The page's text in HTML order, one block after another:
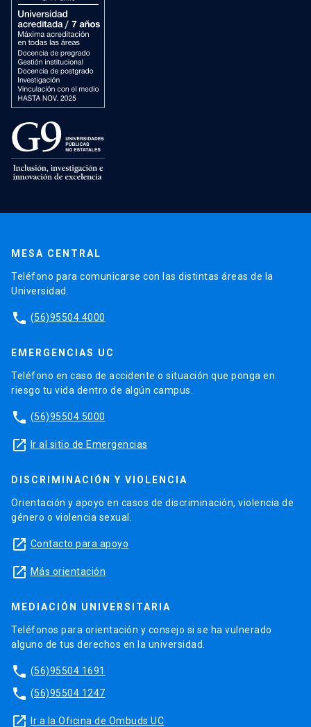
MESA CENTRAL
Teléfono para comunicarse con las distintas áreas de la
Universidad.
phone (56)95504 4000
EMERGENCIAS UC
Teléfono en caso de accidente o situación que ponga en
riesgo tu vida dentro de algún campus.
phone (56)95504 5000
launch Ir al sitio de Emergencias
DISCRIMINACIÓN Y VIOLENCIA
Orientación y apoyo en casos de discriminación, violencia de
género o violencia sexual.
launch Contacto para apoyo
launch Más orientación
MEDIACIÓN UNIVERSITARIA
Teléfonos para orientación y consejo si se ha vulnerado
alguno de tus derechos en la universidad.
phone (56)95504 1691
phone (56)95504 1247
launch Ir a la Oficina de Ombuds UC